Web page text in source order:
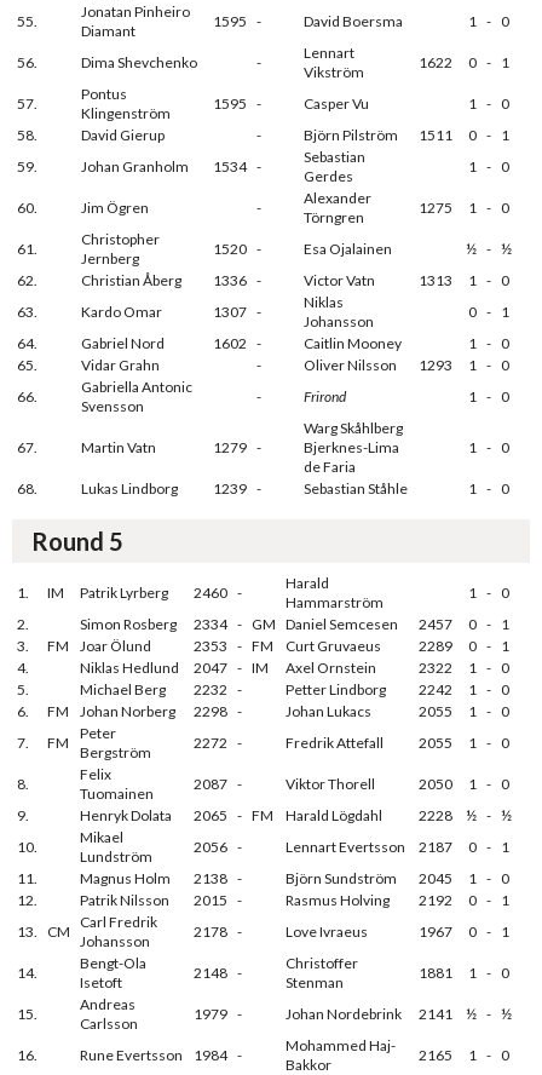
55.
Jonatan Pinheiro
Diamant
1595 - David Boersma 1 - 0
56. Dima Shevchenko -
Lennart
Vikström
1622 0 - 1
57.
Pontus
Klingenström
1595 - Casper Vu 1 - 0
58.
David Gierup - Björn Pilström 1511 0 - 1
59.
Johan Granholm 1534 -
Sebastian
Gerdes
1 - 0
60. Jim Ögren -
Alexander
Törngren
1275 1 - 0
61.
Christopher
Jernberg
1520 - Esa Ojalainen ½ - ½
62.
Christian Åberg 1336 - Victor Vatn 1313 1 - 0
63.
Kardo Omar 1307 -
Niklas
Johansson
0 - 1
64.
Gabriel Nord 1602 - Caitlin Mooney 1 - 0
65.
Vidar Grahn - Oliver Nilsson 1293 1 - 0
66.
Gabriella Antonic
Svensson
- Frirond 1 - 0
67. Martin Vatn 1279 -
Warg Skåhlberg
Bjerknes-Lima
de Faria
1 - 0
68. Lukas Lindborg 1239 - Sebastian Ståhle 1 - 0
Round 5
1. IM Patrik Lyrberg 2460 -
Harald
Hammarström
1 - 0
2.
Simon Rosberg 2334 - GM Daniel Semcesen 2457 0 - 1
3.
FM Joar Ölund 2353 - FM Curt Gruvaeus 2289 0 - 1
4.
Niklas Hedlund 2047 - IM Axel Ornstein 2322 1 - 0
5.
Michael Berg 2232 - Petter Lindborg 2242 1 - 0
6.
FM Johan Norberg 2298 - Johan Lukacs 2055 1 - 0
7.
FM
Peter
Bergström
2272 - Fredrik Attefall 2055 1 - 0
8.
Felix
Tuomainen
2087 - Viktor Thorell 2050 1 - 0
9.
Henryk Dolata 2065 - FM Harald Lögdahl 2228 ½ - ½
10.
Mikael
Lundström
2056 - Lennart Evertsson 2187 0 - 1
11.
Magnus Holm 2138 - Björn Sundström 2045 1 - 0
12.
Patrik Nilsson 2015 - Rasmus Holving 2192 0 - 1
13.
CM
Carl Fredrik
Johansson
2178 - Love Ivraeus 1967 0 - 1
14.
Bengt-Ola
Isetoft
2148 -
Christoffer
Stenman
1881 1 - 0
15.
Andreas
Carlsson
1979 - Johan Nordebrink 2141 ½ - ½
16. Rune Evertsson 1984 -
Mohammed Haj-
Bakkor
2165 1 - 0